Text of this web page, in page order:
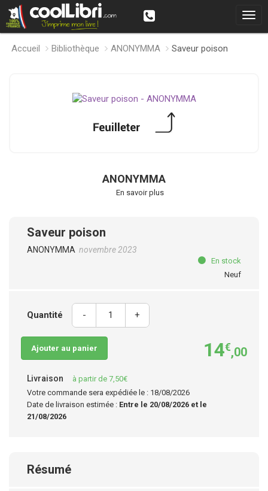
Accueil Bibliothèque ANONYMMA Saveur poison
ANONYMMA
En savoir plus
Saveur poison
ANONYMMA novembre 2023
En stock
Neuf
Quantité - +
Ajouter au panier 14€,00
Livraison
à partir de 7,50€
Votre commande sera expédiée le : 18/08/2026
Date de livraison estimée : Entre le 20/08/2026 et le
21/08/2026
Résumé